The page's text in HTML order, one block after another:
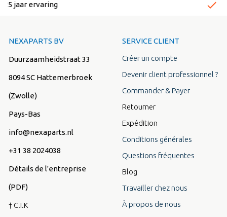
NEXAPARTS BV
Duurzaamheidstraat 33
8094 SC Hattemerbroek
(Zwolle)
Pays-Bas
info@nexaparts.nl
+31 38 2024038
Détails de l'entreprise
(PDF)
† C.I.K
SERVICE CLIENT
Créer un compte
Devenir client professionnel ?
Commander & Payer
Retourner
Expédition
Conditions générales
Questions fréquentes
Blog
Travailler chez nous
À propos de nous